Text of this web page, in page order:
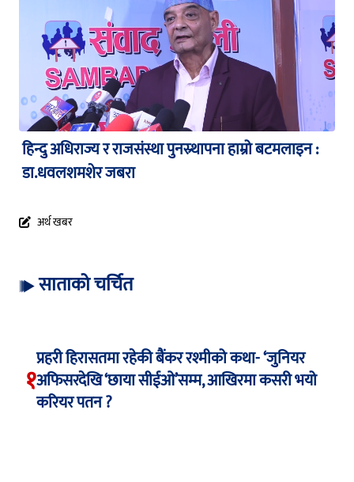
हिन्दु अधिराज्य र राजसंस्था पुनस्र्थापना हाम्रो बटमलाइन :
डा.धवलशमशेर जबरा
अर्थ खबर
साताको चर्चित
१
प्रहरी हिरासतमा रहेकी बैंकर रश्मीको कथा- ‘जुनियर
अफिसरदेखि ‘छाया सीईओ’सम्म, आखिरमा कसरी भयो
करियर पतन ?